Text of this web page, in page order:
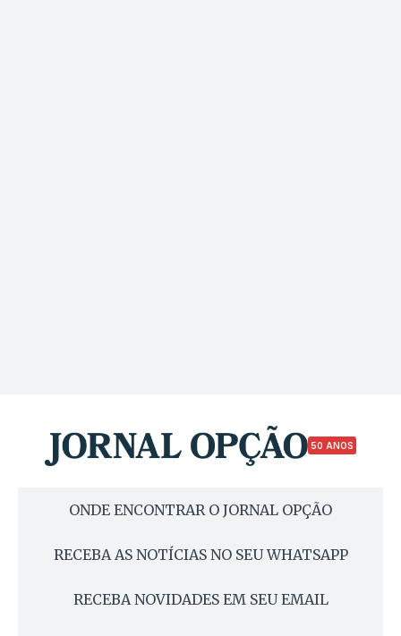
50 ANOS
ONDE ENCONTRAR O JORNAL OPÇÃO
RECEBA AS NOTÍCIAS NO SEU WHATSAPP
RECEBA NOVIDADES EM SEU EMAIL